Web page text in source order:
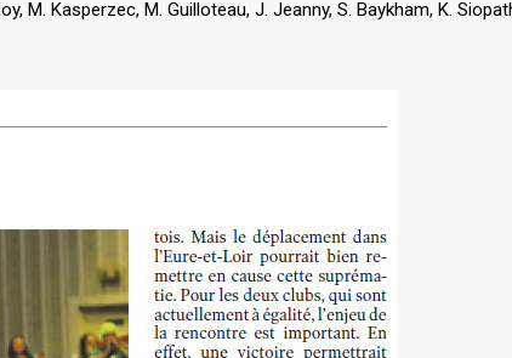
M. Kasperzec, M. Guilloteau, J. Jeanny, S. Baykham, K.